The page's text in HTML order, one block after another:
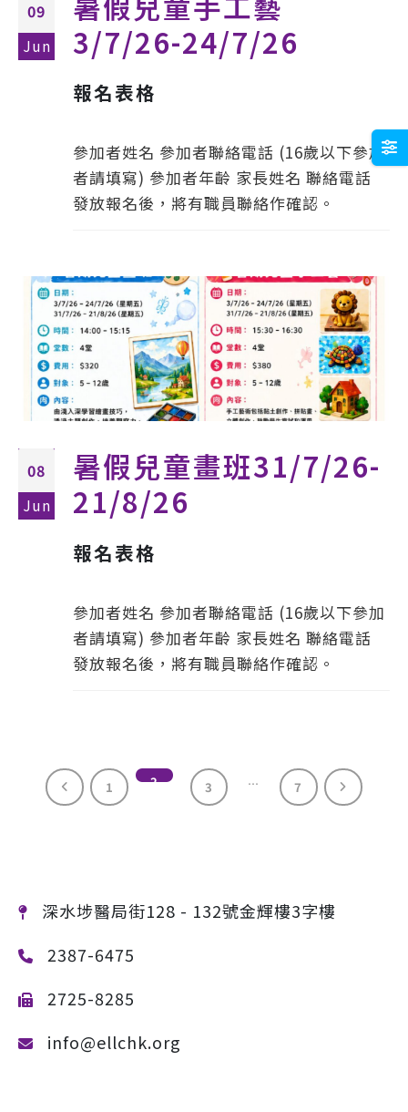
09
Jun
3/7/26-24/7/26
報名表格
參加者姓名 參加者聯絡電話 (16歲以下參加
者請填寫) 參加者年齡 家長姓名 聯絡電話
發放報名後，將有職員聯絡作確認。
08
Jun
暑假兒童畫班31/7/26-
21/8/26
報名表格
參加者姓名 參加者聯絡電話 (16歲以下參加
者請填寫) 參加者年齡 家長姓名 聯絡電話
發放報名後，將有職員聯絡作確認。
1 2 3 … 7
深水埗醫局街128 - 132號金輝樓3字樓
2387-6475
2725-8285
info@ellchk.org